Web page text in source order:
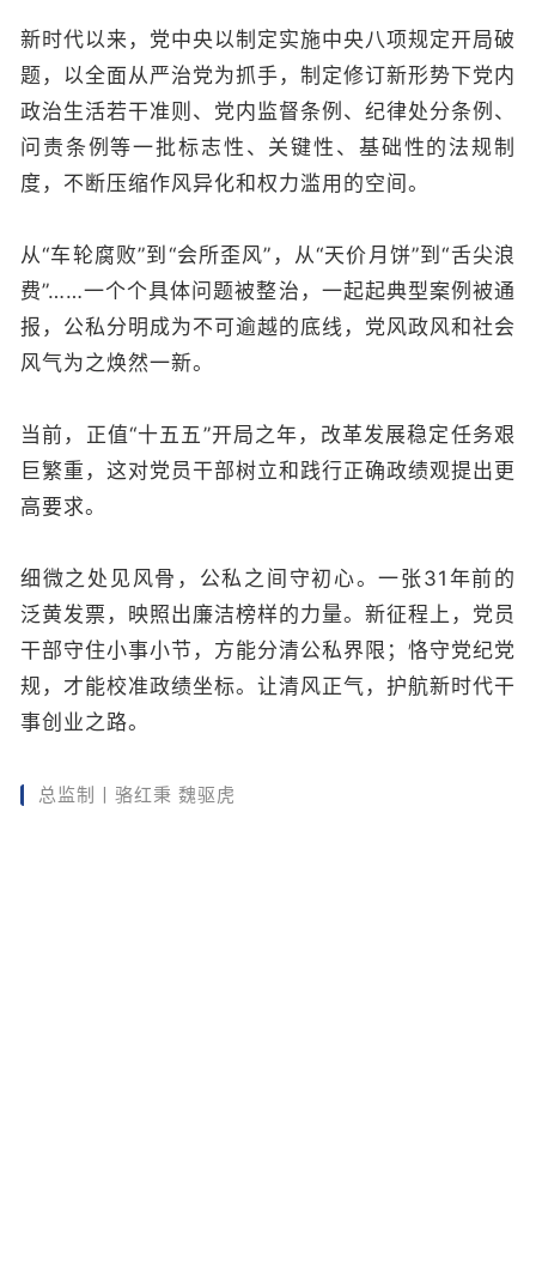
新时代以来，党中央以制定实施中央八项规定开局破
题，以全面从严治党为抓手，制定修订新形势下党内
政治生活若干准则、党内监督条例、纪律处分条例、
问责条例等一批标志性、关键性、基础性的法规制
度，不断压缩作风异化和权力滥用的空间。
从“车轮腐败”到“会所歪风”，从“天价月饼”到“舌尖浪
费”……一个个具体问题被整治，一起起典型案例被通
报，公私分明成为不可逾越的底线，党风政风和社会
风气为之焕然一新。
当前，正值“十五五”开局之年，改革发展稳定任务艰
巨繁重，这对党员干部树立和践行正确政绩观提出更
高要求。
细微之处见风骨，公私之间守初心。一张31年前的
泛黄发票，映照出廉洁榜样的力量。新征程上，党员
干部守住小事小节，方能分清公私界限；恪守党纪党
规，才能校准政绩坐标。让清风正气，护航新时代干
事创业之路。
总监制丨骆红秉 魏驱虎